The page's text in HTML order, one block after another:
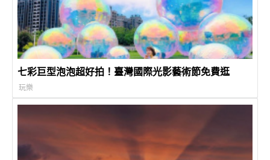
七彩巨型泡泡超好拍！臺灣國際光影藝術節免費逛
玩樂